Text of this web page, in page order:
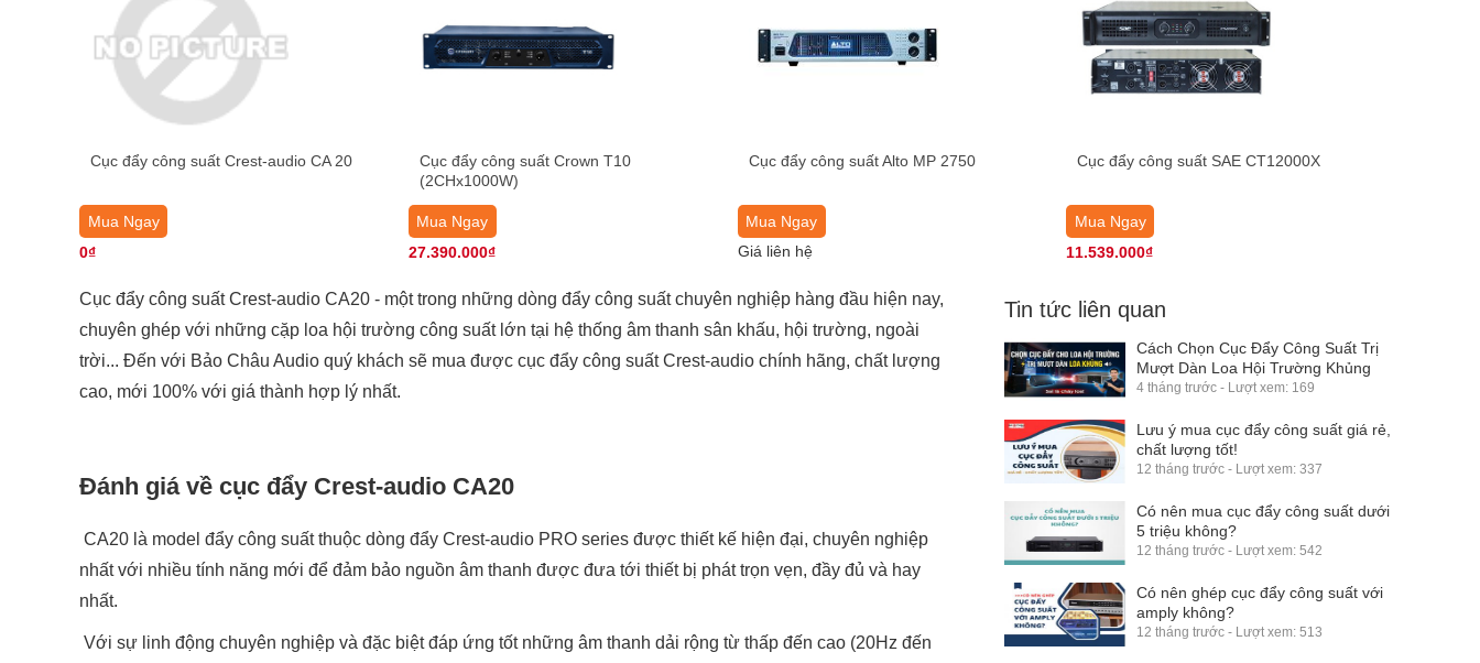
Cục đẩy công suất Crest-audio CA 20
Mua Ngay
0₫
Cục đẩy công suất Crown T10
(2CHx1000W)
Mua Ngay
27.390.000₫
Cục đẩy công suất Alto MP 2750
Mua Ngay
Giá liên hệ
Cục đẩy công suất SAE CT12000X
Mua Ngay
11.539.000₫
Cục đẩy công suất Crest-audio CA20 - một trong những dòng đẩy công suất chuyên nghiệp hàng đầu hiện nay,
chuyên ghép với những cặp loa hội trường công suất lớn tại hệ thống âm thanh sân khấu, hội trường, ngoài
trời... Đến với Bảo Châu Audio quý khách sẽ mua được cục đẩy công suất Crest-audio chính hãng, chất lượng
cao, mới 100% với giá thành hợp lý nhất.
Đánh giá về cục đẩy Crest-audio CA20
CA20 là model đẩy công suất thuộc dòng đẩy Crest-audio PRO series được thiết kế hiện đại, chuyên nghiệp
nhất với nhiều tính năng mới để đảm bảo nguồn âm thanh được đưa tới thiết bị phát trọn vẹn, đầy đủ và hay
nhất.
Với sự linh động chuyên nghiệp và đặc biệt đáp ứng tốt những âm thanh dải rộng từ thấp đến cao (20Hz đến
Tin tức liên quan
Cách Chọn Cục Đẩy Công Suất Trị
Mượt Dàn Loa Hội Trường Khủng
4 tháng trước - Lượt xem: 169
Lưu ý mua cục đẩy công suất giá rẻ,
chất lượng tốt!
12 tháng trước - Lượt xem: 337
Có nên mua cục đẩy công suất dưới
5 triệu không?
12 tháng trước - Lượt xem: 542
Có nên ghép cục đẩy công suất với
amply không?
12 tháng trước - Lượt xem: 513